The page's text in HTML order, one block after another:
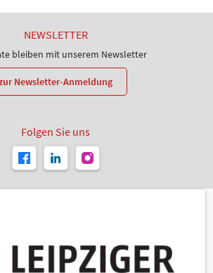
NEWSLETTER
bleiben mit unserem Newsletter
Newsletter-Anmeldung
Folgen Sie uns